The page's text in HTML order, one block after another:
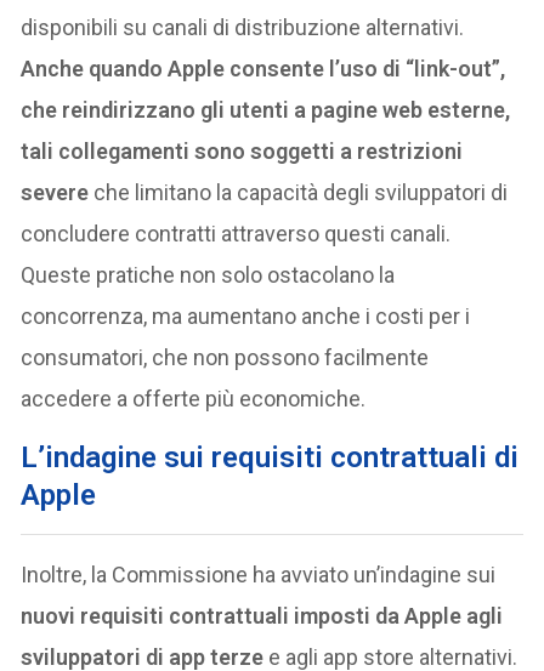
disponibili su canali di distribuzione alternativi.
Anche quando Apple consente l’uso di “link-out”,
che reindirizzano gli utenti a pagine web esterne,
tali collegamenti sono soggetti a restrizioni
severe che limitano la capacità degli sviluppatori di
concludere contratti attraverso questi canali.
Queste pratiche non solo ostacolano la
concorrenza, ma aumentano anche i costi per i
consumatori, che non possono facilmente
accedere a offerte più economiche.
L’indagine sui requisiti contrattuali di
Apple
Inoltre, la Commissione ha avviato un’indagine sui
nuovi requisiti contrattuali imposti da Apple agli
sviluppatori di app terze e agli app store alternativi.